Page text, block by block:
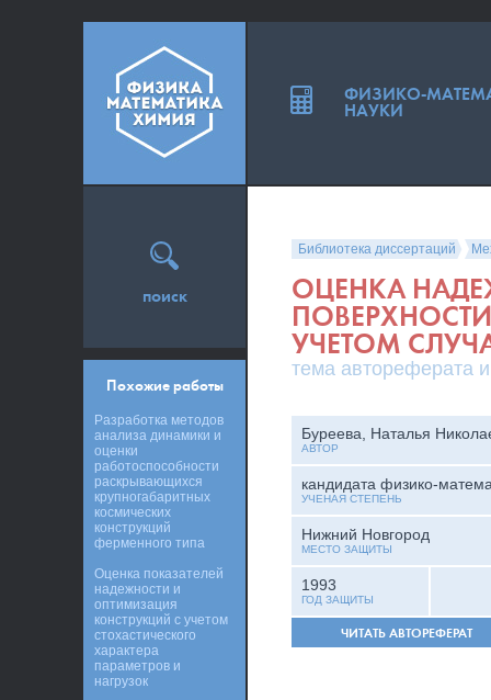
Библиотека диссертаций
ОЦЕНКА
УЧЕТОМ
тема автореферата
Буреева, Наталья
АВТОР
кандидата физико-
УЧЕНАЯ СТЕПЕНЬ
Нижний Новгород
МЕСТО ЗАЩИТЫ
1993
ГОД ЗАЩИТЫ
ЧИТАТЬ АВТОРЕФЕРАТ
поиск
Похожие работы
Разработка методов
анализа динамики и
оценки
работоспособности
раскрывающихся
крупногабаритных
космических
конструкций
ферменного типа
Оценка показателей
надежности и
оптимизация
конструкций с учетом
стохастического
характера
параметров и
нагрузок
ФИЗИКО-
НАУКИ